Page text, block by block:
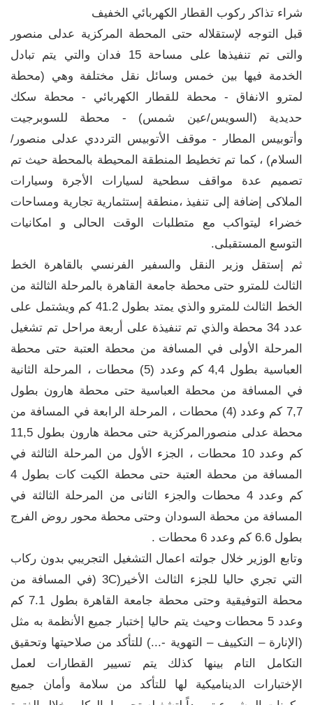
شراء تذاكر ركوب القطار الكهربائي الخفيف
قبل التوجه لإستقلاله حتى المحطة المركزية عدلى منصور
والتى تم تنفيذها على مساحة 15 فدان والتي يتم تبادل
الخدمة فيها بين خمس وسائل نقل مختلفة وهي (محطة
لمترو الانفاق - محطة للقطار الكهربائي - محطة سكك
حديدية (السويس/عين شمس) - محطة للسوبرجيت
وأتوبيس المطار - موقف الأتوبيس الترددي عدلى منصور/
السلام) ، كما تم تخطيط المنطقة المحيطة بالمحطة حيث تم
تصميم عدة مواقف سطحية لسيارات الأجرة وسيارات
الملاكى إضافة إلى تنفيذ ،منطقة إستثمارية تجارية ومساحات
خضراء ليتواكب مع متطلبات الوقت الحالى و امكانيات
التوسع المستقبلى.
ثم إستقل وزير النقل والسفير الفرنسي بالقاهرة الخط
الثالث للمترو حتى محطة جامعة القاهرة بالمرحلة الثالثة من
الخط الثالث للمترو والذي يمتد بطول 41.2 كم ويشتمل على
عدد 34 محطة والذي تم تنفيذة على أربعة مراحل تم تشغيل
المرحلة الأولى في المسافة من محطة العتبة حتى محطة
العباسية بطول 4,4 كم وعدد (5) محطات ، المرحلة الثانية
في المسافة من محطة العباسية حتى محطة هارون بطول
7,7 كم وعدد (4) محطات ، المرحلة الرابعة في المسافة من
محطة عدلى منصورالمركزية حتى محطة هارون بطول 11,5
كم وعدد 10 محطات ، الجزء الأول من المرحلة الثالثة في
المسافة من محطة العتبة حتى محطة الكيت كات بطول 4
كم وعدد 4 محطات والجزء الثانى من المرحلة الثالثة في
المسافة من محطة السودان وحتى محطة محور روض الفرج
بطول 6.6 كم وعدد 6 محطات .
وتابع الوزير خلال جولته اعمال التشغيل التجريبي بدون ركاب
التي تجري حاليا للجزء الثالث الأخير(3C (في المسافة من
محطة التوفيقية وحتى محطة جامعة القاهرة بطول 7.1 كم
وعدد 5 محطات وحيث يتم حاليا إختبار جميع الأنظمة به مثل
(الإنارة – التكييف – التهوية -...) للتأكد من صلاحيتها وتحقيق
التكامل التام بينها كذلك يتم تسيير القطارات لعمل
الإختبارات الديناميكية لها للتأكد من سلامة وأمان جميع